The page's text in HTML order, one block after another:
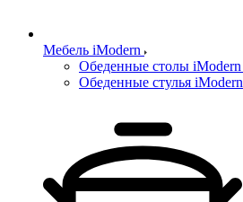
Мебель iModern
Обеденные столы iModern
Обеденные стулья iModern